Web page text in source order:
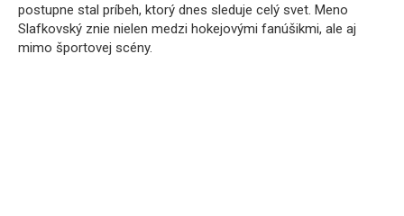
postupne stal príbeh, ktorý dnes sleduje celý svet. Meno
Slafkovský znie nielen medzi hokejovými fanúšikmi, ale aj
mimo športovej scény.